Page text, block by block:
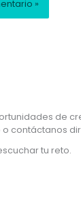
de
o contáctanos
tu reto.